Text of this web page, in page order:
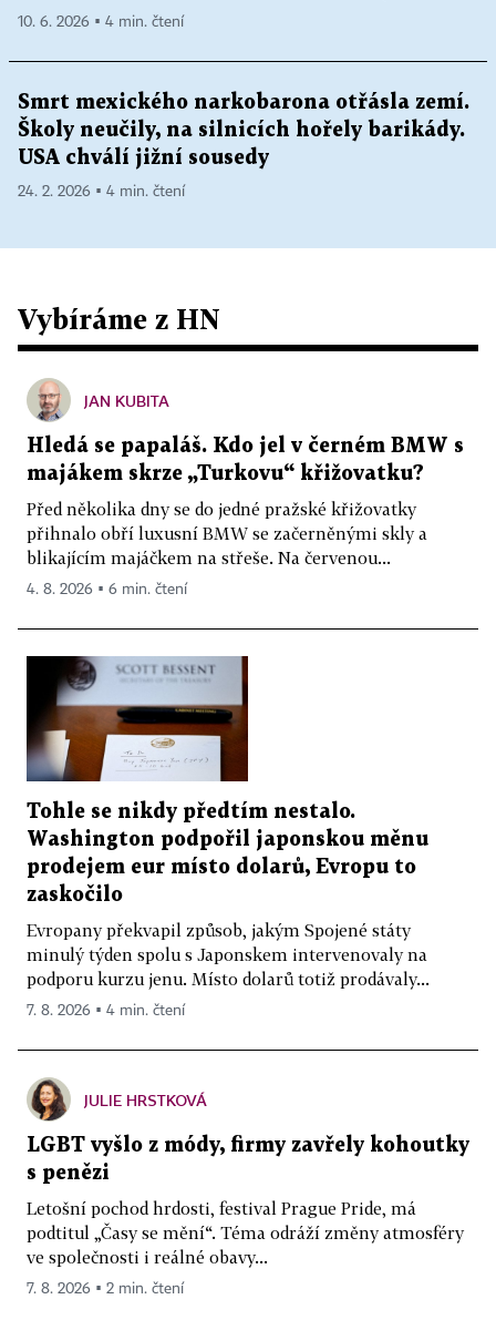
10. 6. 2026 ▪ 4 min. čtení
Smrt mexického narkobarona otřásla zemí.
Školy neučily, na silnicích hořely barikády.
USA chválí jižní sousedy
24. 2. 2026 ▪ 4 min. čtení
Vybíráme z HN
JAN KUBITA
Hledá se papaláš. Kdo jel v černém BMW s
majákem skrze „Turkovu“ křižovatku?
Před několika dny se do jedné pražské křižovatky
přihnalo obří luxusní BMW se začerněnými skly a
blikajícím majáčkem na střeše. Na červenou...
4. 8. 2026 ▪ 6 min. čtení
Tohle se nikdy předtím nestalo.
Washington podpořil japonskou měnu
prodejem eur místo dolarů, Evropu to
zaskočilo
Evropany překvapil způsob, jakým Spojené státy
minulý týden spolu s Japonskem intervenovaly na
podporu kurzu jenu. Místo dolarů totiž prodávaly...
7. 8. 2026 ▪ 4 min. čtení
JULIE HRSTKOVÁ
LGBT vyšlo z módy, firmy zavřely kohoutky
s penězi
Letošní pochod hrdosti, festival Prague Pride, má
podtitul „Časy se mění“. Téma odráží změny atmosféry
ve společnosti i reálné obavy...
7. 8. 2026 ▪ 2 min. čtení